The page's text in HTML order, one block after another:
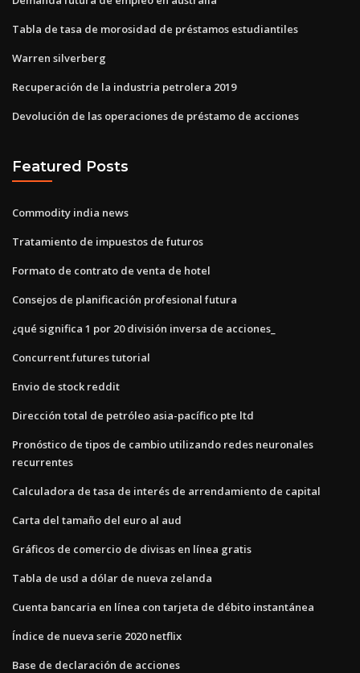
Tabla de tasa de morosidad de préstamos estudiantiles
Warren silverberg
Recuperación de la industria petrolera 2019
Devolución de las operaciones de préstamo de acciones
Featured Posts
Commodity india news
Tratamiento de impuestos de futuros
Formato de contrato de venta de hotel
Consejos de planificación profesional futura
¿qué significa 1 por 20 división inversa de acciones_
Concurrent.futures tutorial
Envio de stock reddit
Dirección total de petróleo asia-pacífico pte ltd
Pronóstico de tipos de cambio utilizando redes neuronales
recurrentes
Calculadora de tasa de interés de arrendamiento de capital
Carta del tamaño del euro al aud
Gráficos de comercio de divisas en línea gratis
Tabla de usd a dólar de nueva zelanda
Cuenta bancaria en línea con tarjeta de débito instantánea
Índice de nueva serie 2020 netflix
Base de declaración de acciones